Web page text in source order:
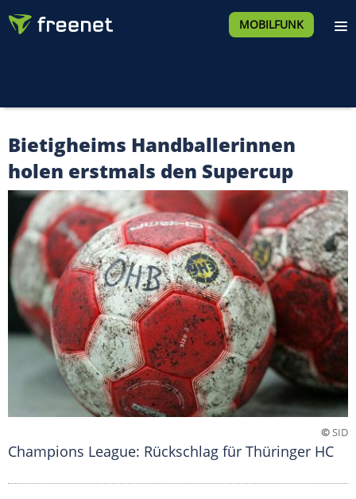
MOBILFUNK
Bietigheims Handballerinnen
holen erstmals den Supercup
©SID
Champions League: Rückschlag für Thüringer HC